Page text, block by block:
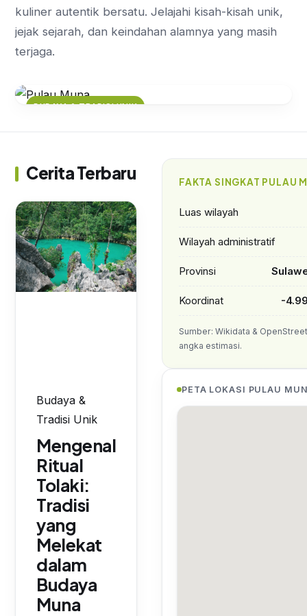
kuliner autentik bersatu. Jelajahi kisah-kisah unik,
jejak sejarah, dan keindahan alamnya yang masih
terjaga.
BUDAYA & TRADISI UNIK
Cerita Terbaru
Budaya &
Tradisi Unik
Mengenal
Ritual
Tolaki:
Tradisi
yang
Melekat
dalam
Budaya
Muna
FAKTA SINGKAT PULAU
Luas wilayah
Wilayah administratif
Provinsi
Koordinat -
Sumber: Wikidata &
angka estimasi.
PETA LOKASI PULAU